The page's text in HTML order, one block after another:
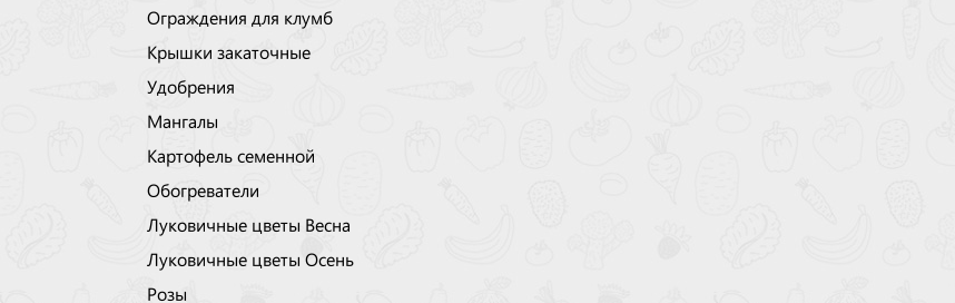
Ограждения для клумб
Крышки закаточные
Удобрения
Мангалы
Картофель семенной
Обогреватели
Луковичные цветы Весна
Луковичные цветы Осень
Розы